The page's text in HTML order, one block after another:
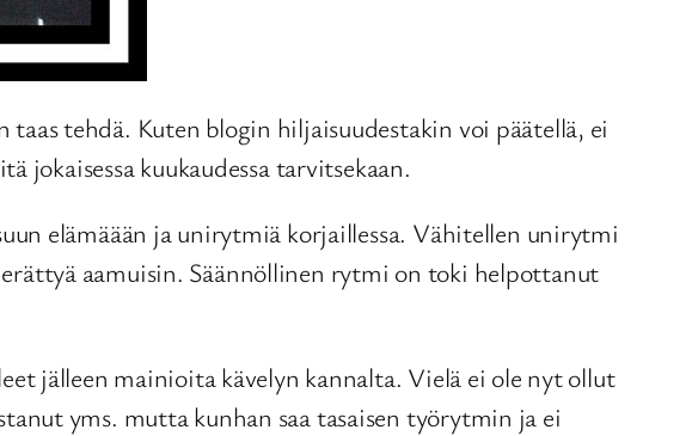
tehdä. Kuten blogin hiljaisuudestakin voi päätellä, ei
jokaisessa kuukaudessa tarvitsekaan.
elämäään ja unirytmiä korjaillessa. Vähitellen unirytmi
aamuisin. Säännöllinen rytmi on toki helpottanut
jälleen mainioita kävelyn kannalta. Vielä ei ole nyt ollut
yms. mutta kunhan saa tasaisen työrytmin ja ei